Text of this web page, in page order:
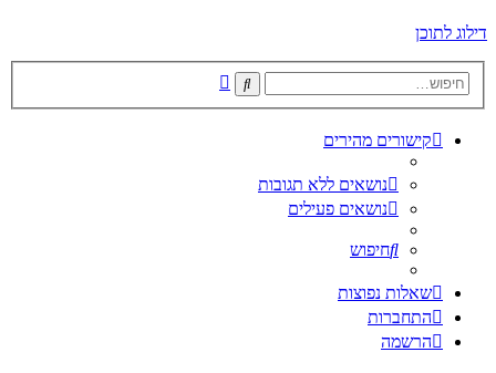
דילוג לתוכן
חיפוש
קישורים מהירים
נושאים ללא תגובות
נושאים פעילים
חיפוש
שאלות נפוצות
התחברות
הרשמה